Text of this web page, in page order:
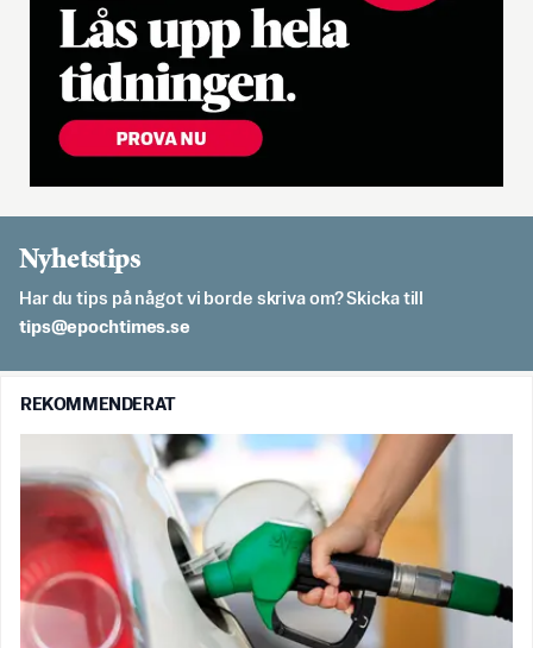
Nyhetstips
Har du tips på något vi borde skriva om? Skicka till
es.semithcope@spit
REKOMMENDERAT